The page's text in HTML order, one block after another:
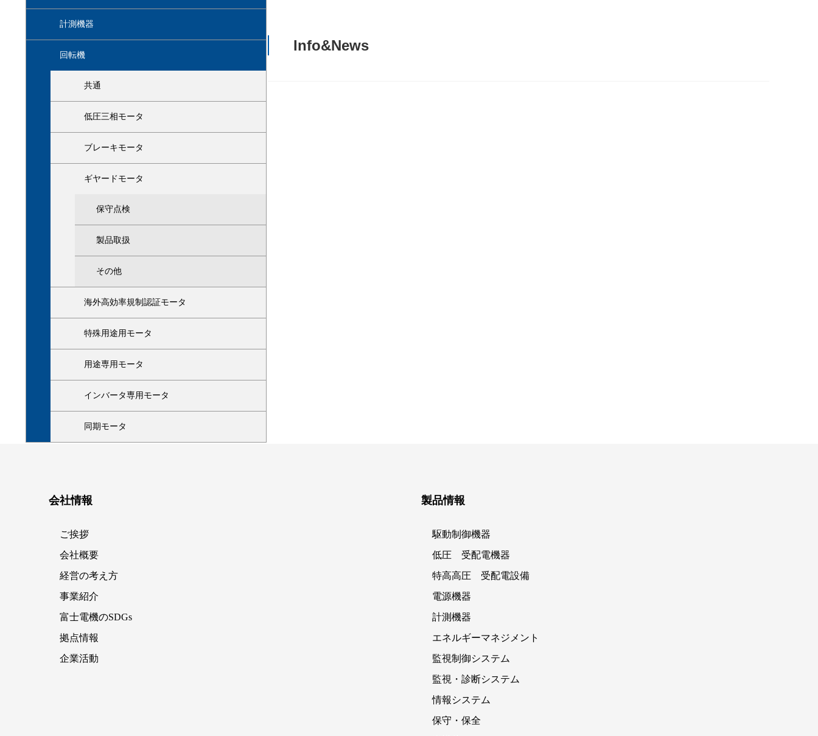
計測機器
回転機
共通
低圧三相モータ
ブレーキモータ
ギヤードモータ
保守点検
製品取扱
その他
海外高効率規制認証モータ
特殊用途用モータ
用途専用モータ
インバータ専用モータ
同期モータ
Info&News
会社情報
ご挨拶
会社概要
経営の考え方
事業紹介
富士電機のSDGs
拠点情報
企業活動
製品情報
駆動制御機器
低圧 受配電機器
特高高圧 受配電設備
電源機器
計測機器
エネルギーマネジメント
監視制御システム
監視・診断システム
情報システム
保守・保全